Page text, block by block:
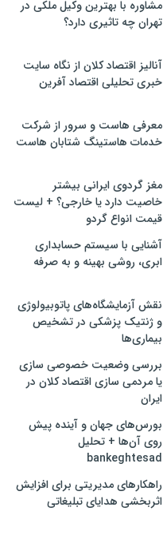
مشاوره با بهترین وکیل ملکی در
تهران چه تاثیری دارد؟
آنالیز اقتصاد کلان از نگاه سایت
خبری تحلیلی اقتصاد آفرین
معرفی هاست و سرور از شرکت
خدمات هاستینگ شتابان هاست
مغز گردوی ایرانی بیشتر
خاصیت دارد یا خارجی؟ + لیست
قیمت انواع گردو
آشنایی با سیستم حسابداری
ابری، روشی بهینه و به صرفه
نقش آزمایشگاه‌های پاتوبیولوژی
و ژنتیک پزشکی در تشخیص
بیماری‌ها
بررسی وضعیت خصوصی سازی
یا مردمی سازی اقتصاد کلان در
ایران
بورس‌های جهان و آینده پیش
روی آن‌ها + تحلیل
bankeghtesad
راهکارهای مدیریتی برای افزایش
اثربخشی هدایای تبلیغاتی